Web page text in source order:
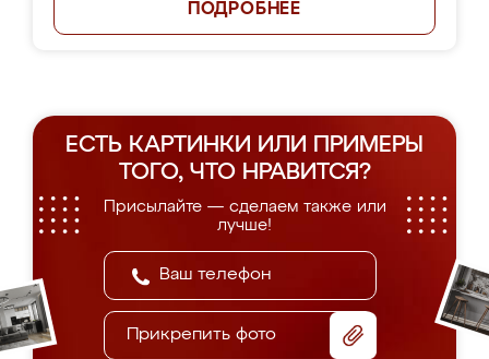
ПОДРОБНЕЕ
ЕСТЬ КАРТИНКИ ИЛИ ПРИМЕРЫ
ТОГО, ЧТО НРАВИТСЯ?
Присылайте — сделаем также или
лучше!
Прикрепить фото